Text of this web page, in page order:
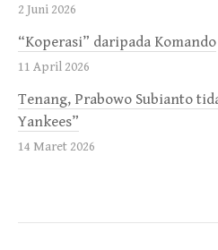
2 Juni 2026
“Koperasi” daripada Komando
11 April 2026
Tenang, Prabowo Subianto
Yankees”
14 Maret 2026